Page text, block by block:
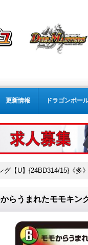
更新情報 ドラゴンボー
【U】{24BD314/15}《多》
らうまれたモモキン